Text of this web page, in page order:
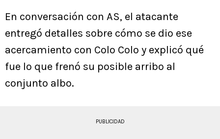
En conversación con AS, el atacante
entregó detalles sobre cómo se dio ese
acercamiento con Colo Colo y explicó qué
fue lo que frenó su posible arribo al
conjunto albo.
PUBLICIDAD